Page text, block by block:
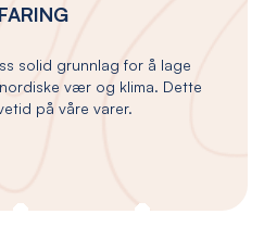
solid grunnlag for å lage
vær og klima. Dette
på våre varer.